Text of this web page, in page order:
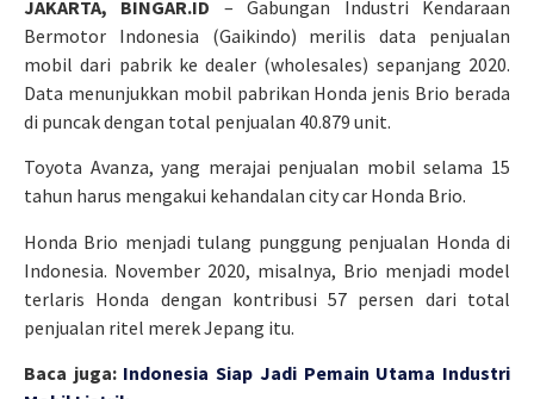
JAKARTA, BINGAR.ID – Gabungan Industri Kendaraan
Bermotor Indonesia (Gaikindo) merilis data penjualan
mobil dari pabrik ke dealer (wholesales) sepanjang 2020.
Data menunjukkan mobil pabrikan Honda jenis Brio berada
di puncak dengan total penjualan 40.879 unit.
Toyota Avanza, yang merajai penjualan mobil selama 15
tahun harus mengakui kehandalan city car Honda Brio.
Honda Brio menjadi tulang punggung penjualan Honda di
Indonesia. November 2020, misalnya, Brio menjadi model
terlaris Honda dengan kontribusi 57 persen dari total
penjualan ritel merek Jepang itu.
Baca juga: Indonesia Siap Jadi Pemain Utama Industri